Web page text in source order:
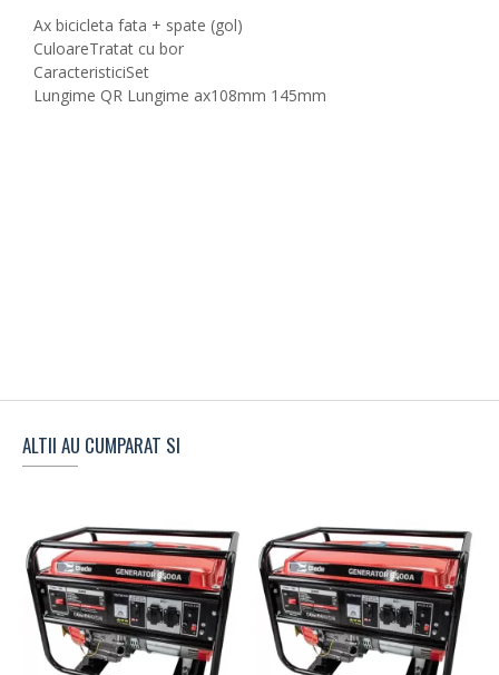
Ax bicicleta fata + spate (gol)
CuloareTratat cu bor
CaracteristiciSet
Lungime QR Lungime ax108mm 145mm
ALTII AU CUMPARAT SI